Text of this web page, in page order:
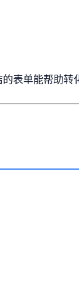
表单能帮助转